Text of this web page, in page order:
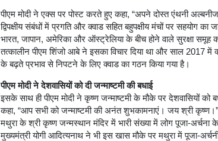
पीएम मोदी ने एक्स पर पोस्ट करते हुए कहा, “अपने दोस्त एंथनी
द्विपक्षीय संबंधों में प्रगति और क्वाड सहित बहुपक्षीय मंचों पर सहयोग का
भारत, जापान, अमेरिका और ऑस्ट्रेलिया के बीच होने वाले सुरक्षा
तत्कालीन पीएम शिंजो आबे ने इसका विचार दिया था और साल 2017 में
के बढ़ते प्रभाव से निपटने के लिए क्वाड का गठन किया गया है।
पीएम मोदी ने देशवासियों को दी जन्माष्टमी की बधाई
इसके साथ ही पीएम मोदी ने कृष्ण जन्माष्टमी के मौके पर देशवासियों को
कहा, “आप सभी को जन्माष्टमी की अनंत शुभकामनाएं। जय श्री
मथुरा के श्री कृष्ण जन्मस्थान मंदिर में भारी संख्या में लोग पूजा-
मुख्यमंत्री योगी आदित्यनाथ ने भी इस खास मौके पर मथुरा में पूजा-